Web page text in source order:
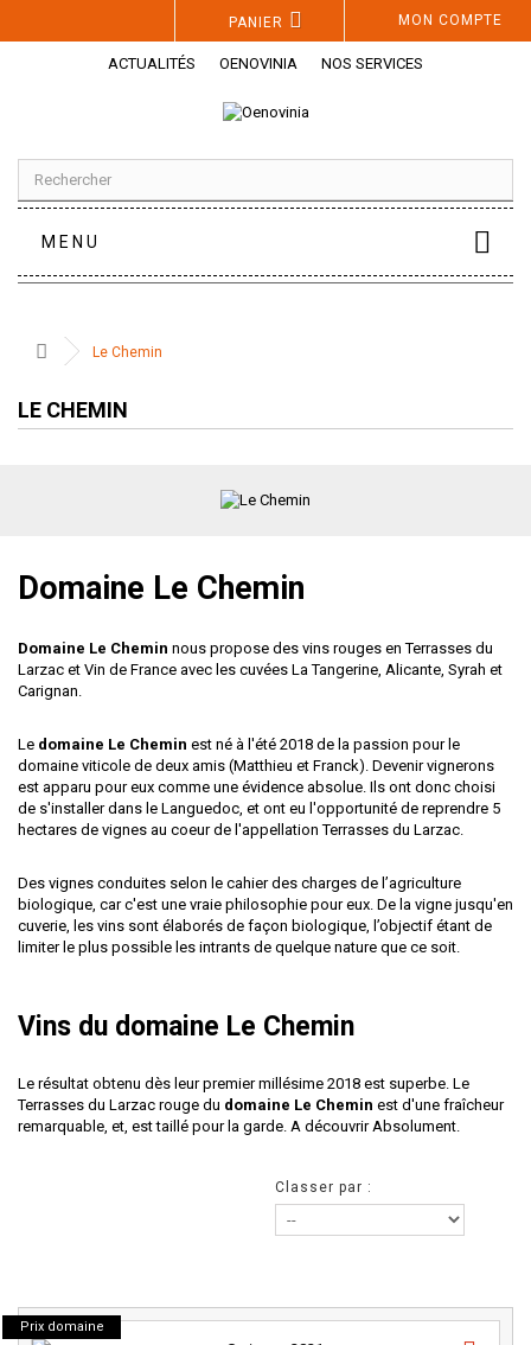
MON COMPTE
PANIER
ACTUALITÉS OENOVINIA NOS SERVICES
MENU
Le Chemin
LE CHEMIN
Domaine Le Chemin
Domaine Le Chemin nous propose des vins rouges enTerrasses du
Larzac et Vin de France avec les cuvées La Tangerine, Alicante, Syrah et
Carignan.
Le domaine Le Chemin est né à l'été 2018 de la passion pour le
domaine viticole de deux amis (Matthieu et Franck). Devenir vignerons
est apparu pour eux comme une évidence absolue. Ils ont donc choisi
de s'installer dans le Languedoc, et ont eu l'opportunité de reprendre 5
hectares de vignes au coeur de l'appellation Terrasses du Larzac.
Des vignes conduites selon le cahier des charges de l’agriculture
biologique, car c'est une vraie philosophie pour eux. De la vigne jusqu'en
cuverie, les vins sont élaborés de façon biologique, l’objectif étant de
limiter le plus possible les intrants de quelque nature que ce soit.
Vins du domaine Le Chemin
Le résultat obtenu dès leur premier millésime 2018 est superbe. Le
Terrasses du Larzac rouge du domaine Le Chemin est d'une fraîcheur
remarquable, et, est taillé pour la garde. A découvrir Absolument.
Classer par :
Prix domaine